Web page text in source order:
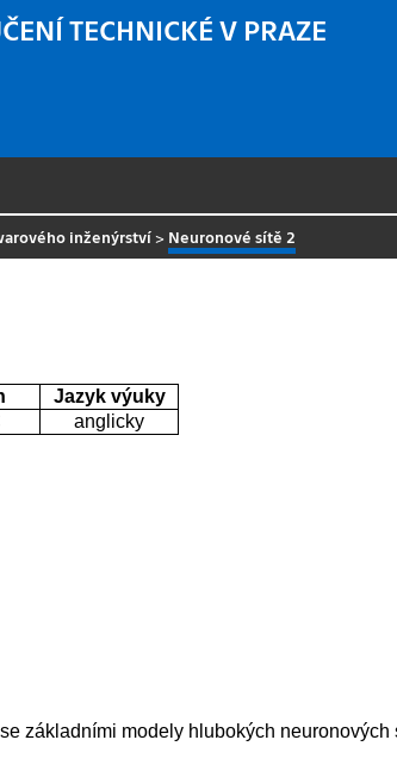
TECHNICKÉ V PRAZE
inženýrství > Neuronové sítě 2
Jazyk výuky
anglicky
základními modely hlubokých